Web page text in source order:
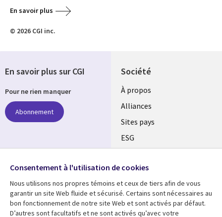
En savoir plus
© 2026 CGI inc.
Société
À propos
Alliances
Sites pays
ESG
Fusions
Salle de presse
En savoir plus sur CGI
Pour ne rien manquer
Abonnement
Suivez-nous
Social
Media
Global
Consentement à l'utilisation de cookies
Nous utilisons nos propres témoins et ceux de tiers afin de vous
garantir un site Web fluide et sécurisé. Certains sont nécessaires au
bon fonctionnement de notre site Web et sont activés par défaut.
D’autres sont facultatifs et ne sont activés qu’avec votre